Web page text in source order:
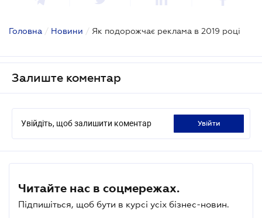
Головна / Новини / Як подорожчає реклама в 2019 році
Залиште коментар
Увійдіть, щоб залишити коментар увійти
Читайте нас в соцмережах.
Підпишіться, щоб бути в курсі усіх бізнес-новин.